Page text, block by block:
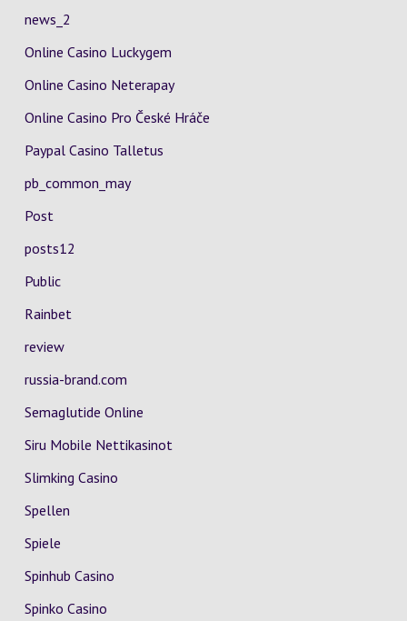
news_2
Online Casino Luckygem
Online Casino Neterapay
Online Casino Pro České Hráče
Paypal Casino Talletus
pb_common_may
Post
posts12
Public
Rainbet
review
russia-brand.com
Semaglutide Online
Siru Mobile Nettikasinot
Slimking Casino
Spellen
Spiele
Spinhub Casino
Spinko Casino